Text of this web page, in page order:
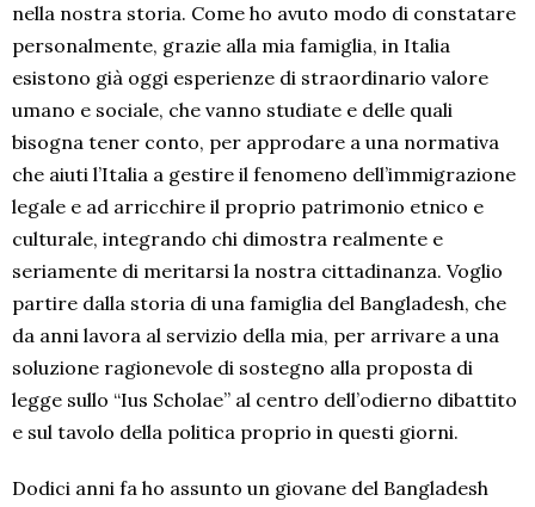
nella nostra storia. Come ho avuto modo di constatare
personalmente, grazie alla mia famiglia, in Italia
esistono già oggi esperienze di straordinario valore
umano e sociale, che vanno studiate e delle quali
bisogna tener conto, per approdare a una normativa
che aiuti l’Italia a gestire il fenomeno dell’immigrazione
legale e ad arricchire il proprio patrimonio etnico e
culturale, integrando chi dimostra realmente e
seriamente di meritarsi la nostra cittadinanza. Voglio
partire dalla storia di una famiglia del Bangladesh, che
da anni lavora al servizio della mia, per arrivare a una
soluzione ragionevole di sostegno alla proposta di
legge sullo “Ius Scholae” al centro dell’odierno dibattito
e sul tavolo della politica proprio in questi giorni.
Dodici anni fa ho assunto un giovane del Bangladesh